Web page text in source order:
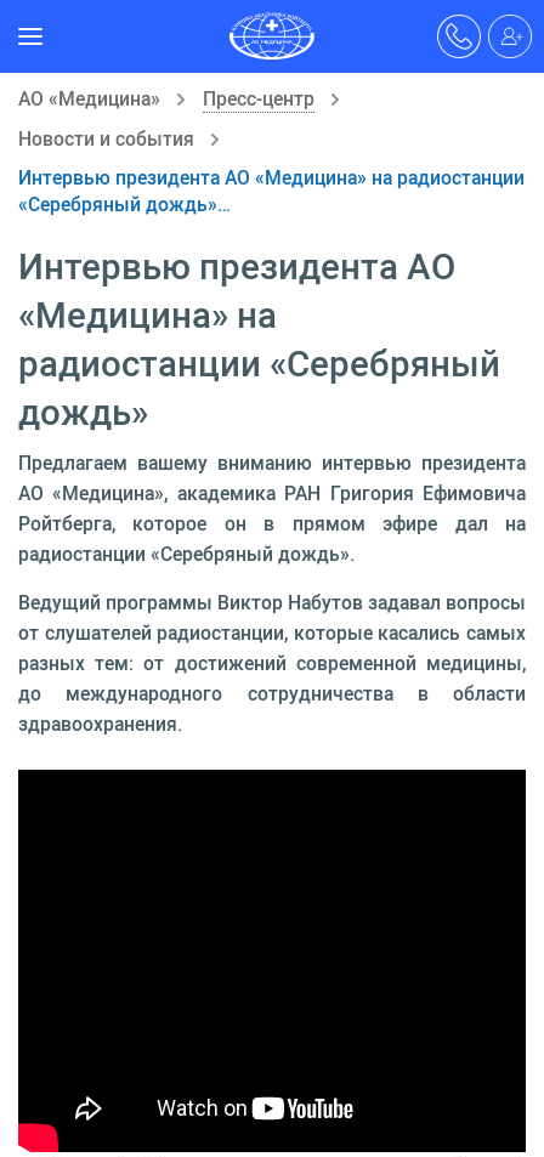
АО «Медицина»
Пресс-центр
Новости и события
Интервью президента АО «Медицина» на радиостанции
«Серебряный дождь»…
Интервью президента АО
«Медицина» на
радиостанции «Серебряный
дождь»
Предлагаем вашему вниманию интервью президента
АО «Медицина», академика РАН Григория Ефимовича
Ройтберга, которое он в прямом эфире дал на
радиостанции «Серебряный дождь».
Ведущий программы Виктор Набутов задавал вопросы
от слушателей радиостанции, которые касались самых
разных тем: от достижений современной медицины,
до международного сотрудничества в области
здравоохранения.